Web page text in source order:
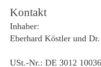
Kontakt
Inhaber:
Eberhard Köstler und
USt.-Nr.: DE 3012 10036